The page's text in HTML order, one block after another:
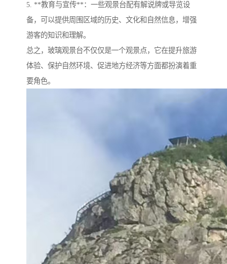
5. **教育与宣传**：一些观景台配有解说牌或导览设
备，可以提供周围区域的历史、文化和自然信息，增强
游客的知识和理解。
总之，玻璃观景台不仅仅是一个观景点，它在提升旅游
体验、保护自然环境、促进地方经济等方面都扮演着重
要角色。